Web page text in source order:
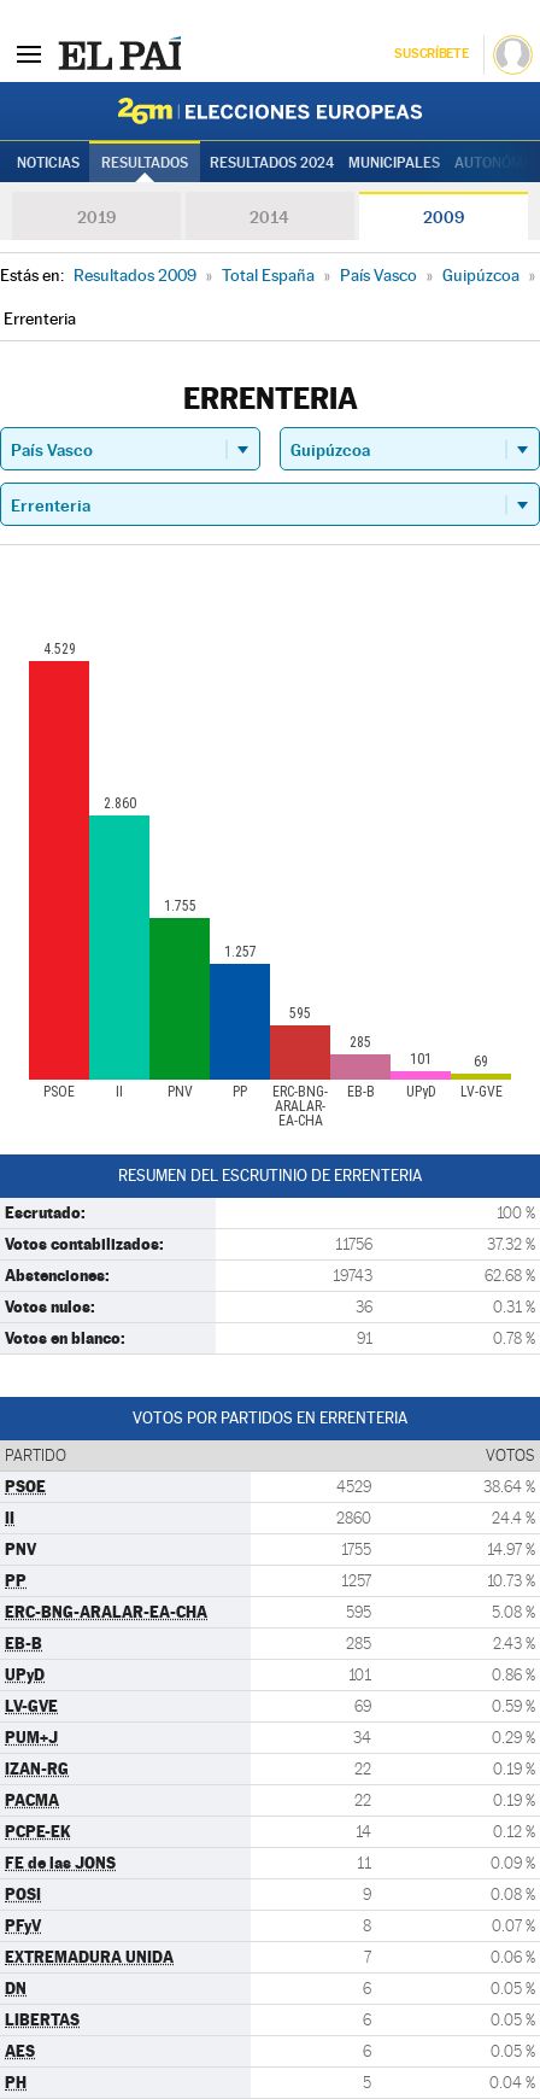
SUSCRÍBETE
NOTICIAS RESULTADOS RESULTADOS 2024 MUNICIPALES
2019 2014 2009
Estás en: Resultados 2009 » Total España » País Vasco » Guipúzcoa »
Errenteria
ERRENTERIA
PSOE PNV PP
ERC-BNG-
ARALAR-
EA-CHA
EB-B UPyD LV-GVE
4.529
2.860
1.755
1.257
595
285
101
69
RESUMEN DEL ESCRUTINIO DE ERRENTERIA
Escrutado: 100 %
Votos contabilizados: 11756 37.32 %
Abstenciones: 19743 62.68 %
Votos nulos: 36 0.31 %
Votos en blanco: 91 0.78 %
VOTOS POR PARTIDOS EN ERRENTERIA
PARTIDO VOTOS
PSOE 4529 38.64 %
II 2860 24.4 %
PNV 1755 14.97 %
PP 1257 10.73 %
ERC-BNG-ARALAR-EA-CHA 595 5.08 %
EB-B 285 2.43 %
UPyD 101 0.86 %
LV-GVE 69 0.59 %
PUM+J 34 0.29 %
IZAN-RG 22 0.19 %
PACMA 22 0.19 %
PCPE-EK 14 0.12 %
FE de las JONS 11 0.09 %
POSI 9 0.08 %
PFyV 8 0.07 %
EXTREMADURA UNIDA 7 0.06 %
DN 6 0.05 %
LIBERTAS 6 0.05 %
AES 6 0.05 %
PH 5 0.04 %